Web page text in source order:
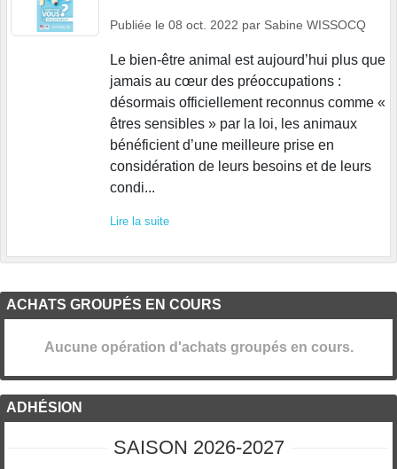
Publiée le 08 oct. 2022 par Sabine WISSOCQ
Le bien-être animal est aujourd’hui plus que
jamais au cœur des préoccupations :
désormais officiellement reconnus comme «
êtres sensibles » par la loi, les animaux
bénéficient d’une meilleure prise en
considération de leurs besoins et de leurs
condi...
Lire la suite
ACHATS GROUPÉS EN COURS
Aucune opération d'achats groupés en cours.
ADHÉSION
SAISON 2026-2027